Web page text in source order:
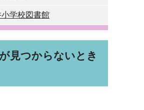
学校図書館
見つからないとき